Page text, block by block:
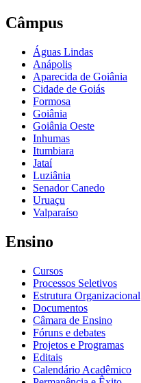
Câmpus
Águas Lindas
Anápolis
Aparecida de Goiânia
Cidade de Goiás
Formosa
Goiânia
Goiânia Oeste
Inhumas
Itumbiara
Jataí
Luziânia
Senador Canedo
Uruaçu
Valparaíso
Ensino
Cursos
Processos Seletivos
Estrutura Organizacional
Documentos
Câmara de Ensino
Fóruns e debates
Projetos e Programas
Editais
Calendário Acadêmico